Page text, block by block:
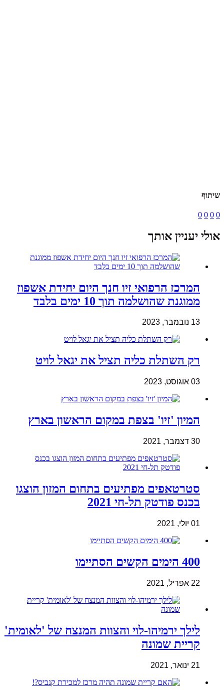
שיתוף
0
0
0
0
אולי יעניין אותך
המרכז הרפואי זיו חנך היום יחידת אשפוז
ממוגנת שהושלמה תוך 10 ימים בלבד
13 נובמבר, 2023
רק השתלת כליה תציל את יגאל לויט
03 אוגוסט, 2023
המיון 'זיו' בצפת במקום הראשון בארץ
30 דצמבר, 2021
סטרטאפים מפתיעים בתחום המזון הוצגו
בכנס פודטק תל-חי 2021
01 יולי, 2021
400 הימים הקשים הסתיימו
22 אפריל, 2021
לילך ירמיהו-לוי והצוות המנצח של 'לאומית'
קריית שמונה
21 ינואר, 2021